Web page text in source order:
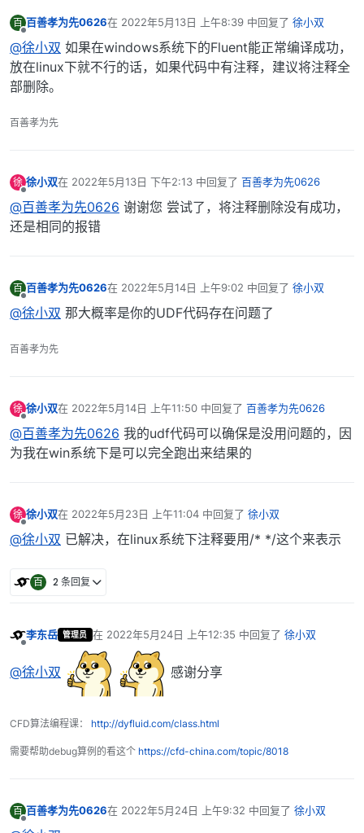
百
离线
百善孝为先0626在 2022年5月13日 上午8:39 中回复了 徐小双
最后由 编辑
@徐小双 如果在windows系统下的Fluent能正常编译成功，
放在linux下就不行的话，如果代码中有注释，建议将注释全
部删除。
百善孝为先
徐
离线
徐小双在 2022年5月13日 下午2:13 中回复了 百善孝为先0626
最后由 编辑
@百善孝为先0626 谢谢您 尝试了，将注释删除没有成功，
还是相同的报错
百
离线
百善孝为先0626在 2022年5月14日 上午9:02 中回复了 徐小双
最后由 编辑
@徐小双 那大概率是你的UDF代码存在问题了
百善孝为先
徐
离线
徐小双在 2022年5月14日 上午11:50 中回复了 百善孝为先0626
最后由 编辑
@百善孝为先0626 我的udf代码可以确保是没用问题的，因
为我在win系统下是可以完全跑出来结果的
徐
离线
徐小双在 2022年5月23日 上午11:04 中回复了 徐小双
最后由 编辑
@徐小双 已解决，在linux系统下注释要用/* */这个来表示
百 2 条回复
离线
李东岳 管理员 在 2022年5月24日 上午12:35 中回复了 徐小双
最后由 编辑
@徐小双 感谢分享
CFD算法编程课： http://dyfluid.com/class.html
需要帮助debug算例的看这个 https://cfd-china.com/topic/8018
百 百善孝为先0626在 2022年5月24日 上午9:32 中回复了 徐小双
最后由 编辑